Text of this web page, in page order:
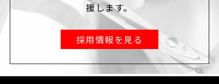
援します。
採用情報を見る